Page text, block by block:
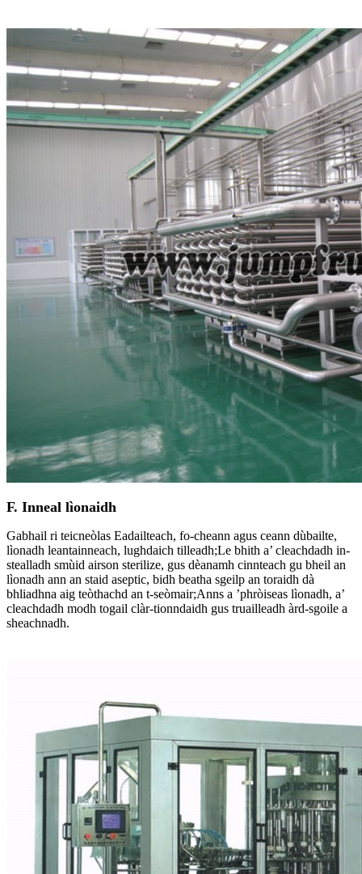
F. Inneal lìonaidh
Gabhail ri teicneòlas Eadailteach, fo-cheann agus ceann dùbailte,
lìonadh leantainneach, lughdaich tilleadh;Le bhith a’ cleachdadh in-
stealladh smùid airson sterilize, gus dèanamh cinnteach gu bheil an
lìonadh ann an staid aseptic, bidh beatha sgeilp an toraidh dà
bhliadhna aig teòthachd an t-seòmair;Anns a ’phròiseas lìonadh, a’
cleachdadh modh togail clàr-tionndaidh gus truailleadh àrd-sgoile a
sheachnadh.